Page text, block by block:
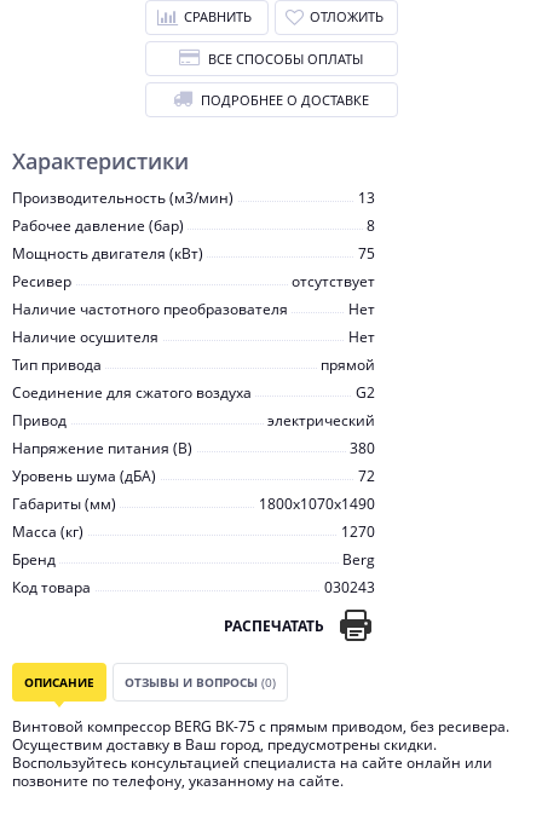
Характеристики
Производительность (м3/мин)
13
Рабочее давление (бар)
8
Мощность двигателя (кВт)
75
Ресивер
отсутствует
Наличие частотного преобразователя
Нет
Наличие осушителя
Нет
Тип привода
прямой
Соединение для сжатого воздуха
G2
Привод
электрический
Напряжение питания (В)
380
Уровень шума (дБА)
72
Габариты (мм)
1800x1070x1490
Масса (кг)
1270
Бренд
Berg
Код товара
030243
РАСПЕЧАТАТЬ
СРАВНИТЬ ОТЛОЖИТЬ
ВСЕ СПОСОБЫ ОПЛАТЫ
ПОДРОБНЕЕ О ДОСТАВКЕ
ОПИСАНИЕ ОТЗЫВЫ И ВОПРОСЫ (0)
Винтовой компрессор BERG ВК-75 c прямым приводом, без ресивера.
Осуществим доставку в Ваш город, предусмотрены скидки.
Воспользуйтесь консультацией специалиста на сайте онлайн или
позвоните по телефону, указанному на сайте.